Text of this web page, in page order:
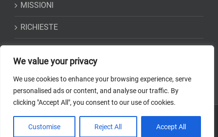
We value your privacy
We use cookies to enhance your browsing experience, serve
personalised ads or content, and analyse our traffic. By
clicking "Accept All", you consent to our use of cookies.
Customise Reject All Accept All
MISSIONI
RICHIESTE
Copyright 2018-2023 Osservatorio Astrofisico di Torino -INAF| Tutti i
diritti riservati | Codice Fiscale: 97220210583 | Web solution: EFFETTI